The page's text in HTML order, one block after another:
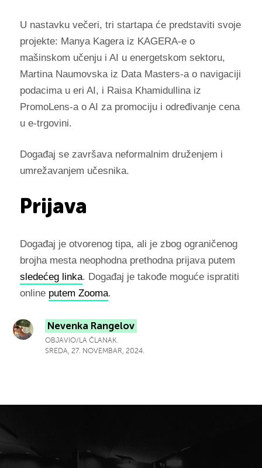
U nastavku večeri, tri startapa će predstaviti svoje
projekte: Manya Kagera iz KAGERA-e o
mašinskom učenju i AI u energetskom sektoru,
Martina Naumovska iz Data Masters-a o navigaciji
podacima u eri AI, i Raisa Khamidullina iz
PromoLens-a o AI za promociju i određivanje cena
u e-trgovini.
Događaj se završava neformalnim druženjem i
umrežavanjem učesnika.
Prijava
Događaj je otvorenog tipa, ali je zbog ograničenog
brojha mesta neophodna prethodna prijava putem
sledećeg linka. Događaj je takođe moguće ispratiti
online putem Zooma.
Nevenka Rangelov
OBJAVIO/LA ČLANAK.
SREDA, 27. NOVEMBAR, 2024.